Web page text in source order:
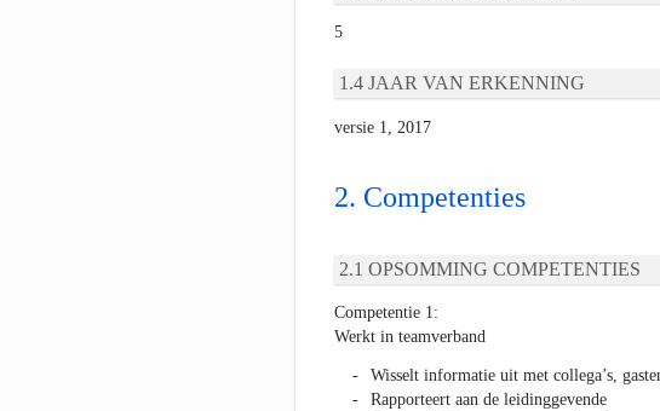
5
JAAR VAN ERKENNING
versie 1, 2017
Competenties
OPSOMMING COMPETENTIES
Competentie 1:
Werkt in teamverband
Wisselt informatie uit met collega’s,
Rapporteert aan de leidinggevende